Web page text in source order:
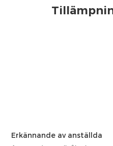
Erkännande av anställda